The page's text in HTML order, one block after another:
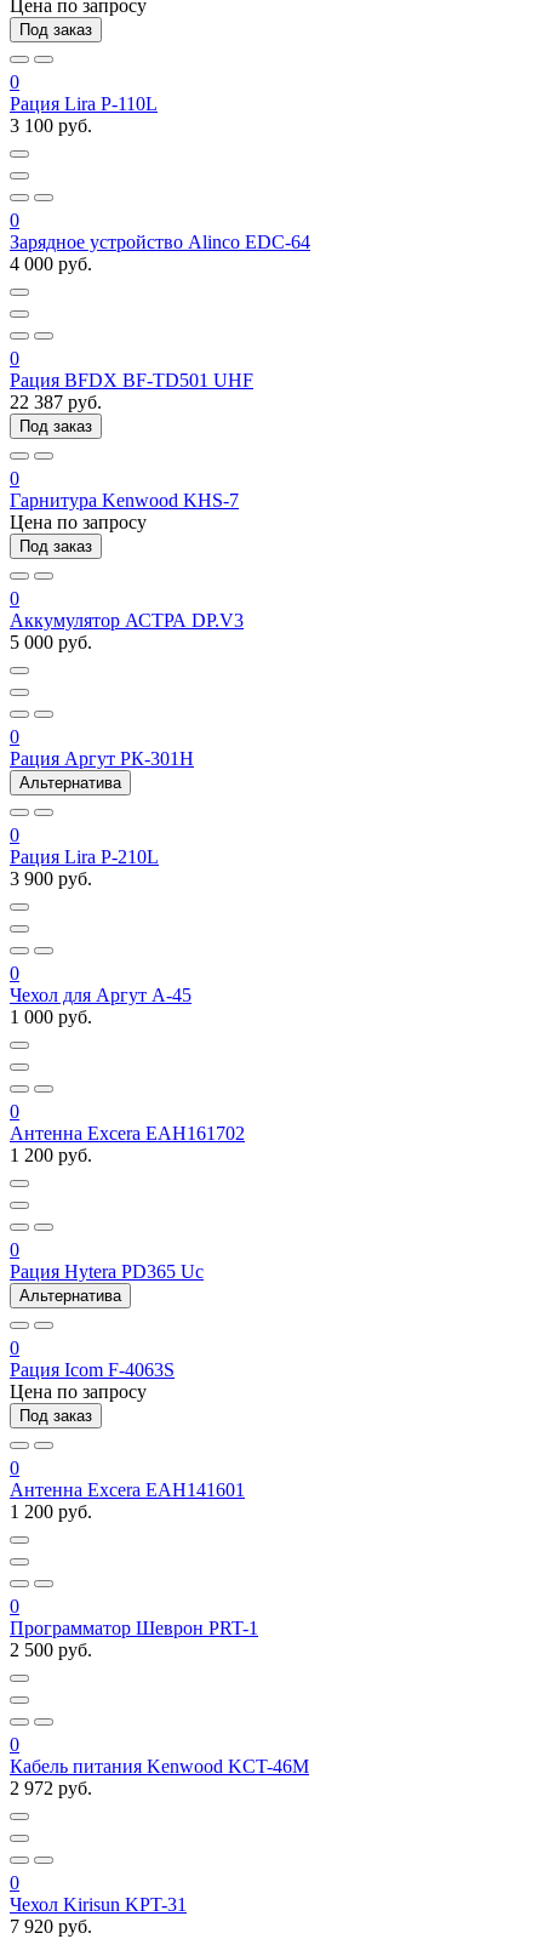
Цена по запросу
Под заказ
0
Рация Lira P-110L
3 100 руб.
0
Зарядное устройство Alinco EDC-64
4 000 руб.
0
Рация BFDX BF-TD501 UHF
22 387 руб.
Под заказ
0
Гарнитура Kenwood KHS-7
Цена по запросу
Под заказ
0
Аккумулятор АСТРА DP.V3
5 000 руб.
0
Рация Аргут РК-301Н
Альтернатива
0
Рация Lira P-210L
3 900 руб.
0
Чехол для Аргут А-45
1 000 руб.
0
Антенна Excera EAH161702
1 200 руб.
0
Рация Hytera PD365 Uc
Альтернатива
0
Рация Icom F-4063S
Цена по запросу
Под заказ
0
Антенна Excera EAH141601
1 200 руб.
0
Программатор Шеврон PRT-1
2 500 руб.
0
Кабель питания Kenwood KCT-46M
2 972 руб.
0
Чехол Kirisun KPT-31
7 920 руб.